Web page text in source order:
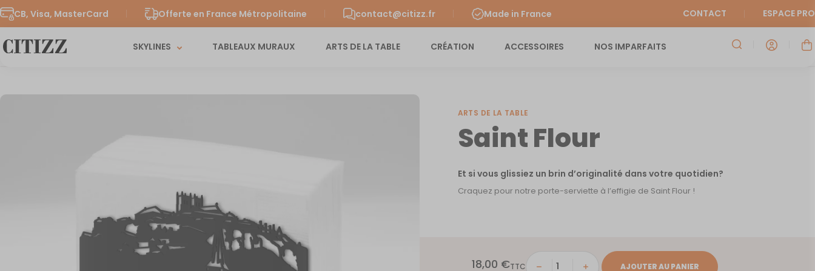
CB, Visa, MasterCard Offerte en France Métropolitaine contact@citizz.fr Made in France CONTACT ESPACE PRO
SKYLINES TABLEAUX MURAUX ARTS DE LA TABLE CRÉATION ACCESSOIRES NOS IMPARFAITS
ARTS DE LA TABLE
Saint Flour
Et si vous glissiez un brin d’originalité dans votre quotidien?
Craquez pour notre porte-serviette à l’effigie de Saint Flour !
18,00 €TTC quantité
AJOUTER AU PANIER